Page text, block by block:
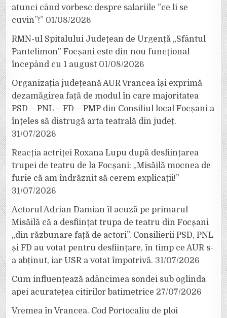
atunci când vorbesc despre salariile ”ce li se
cuvin”!” 01/08/2026
RMN-ul Spitalului Județean de Urgență „Sfântul
Pantelimon” Focșani este din nou funcțional
începând cu 1 august 01/08/2026
Organizația județeană AUR Vrancea își exprimă
dezamăgirea față de modul în care majoritatea
PSD – PNL – FD – PMP din Consiliul local Focșani a
înțeles să distrugă arta teatrală din județ.
31/07/2026
Reacția actriței Roxana Lupu după desființarea
trupei de teatru de la Focșani: „Misăilă mocnea de
furie că am îndrăznit să cerem explicații!”
31/07/2026
Actorul Adrian Damian îl acuză pe primarul
Misăilă că a desființat trupa de teatru din Focșani
„din răzbunare față de actori”. Consilierii PSD, PNL
și FD au votat pentru desființare, în timp ce AUR s-
a abținut, iar USR a votat împotrivă. 31/07/2026
Cum influențează adâncimea sondei sub oglinda
apei acuratețea citirilor batimetrice 27/07/2026
Vremea în Vrancea. Cod Portocaliu de ploi